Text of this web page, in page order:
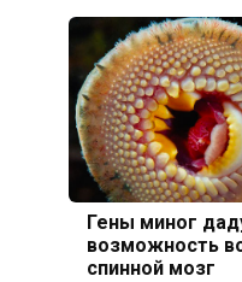
Гены миног
возможность
спинной мозг